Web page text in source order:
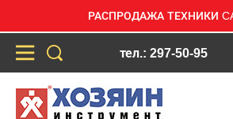
РАСПРОДАЖА ТЕХНИКИ
тел.: 297-50-95